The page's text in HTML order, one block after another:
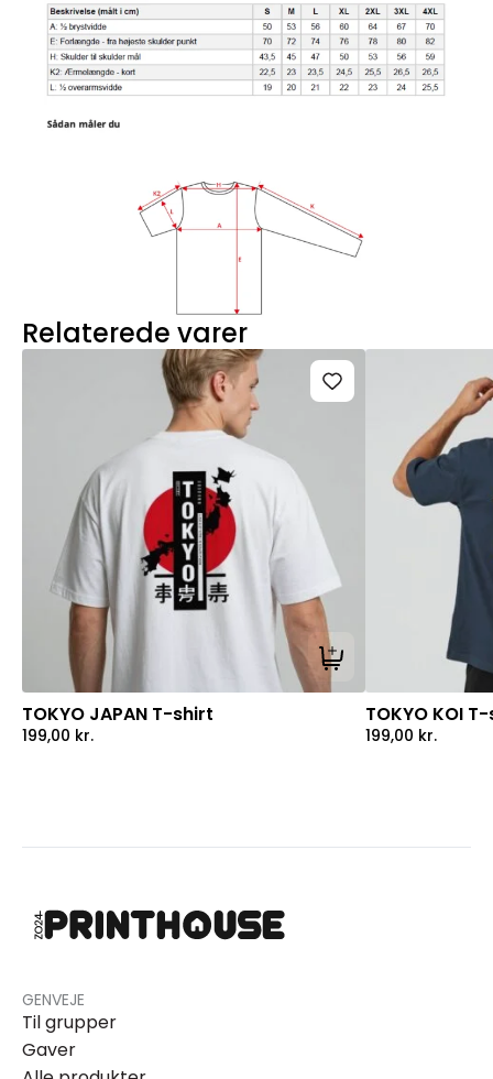
Relaterede varer
Tilføj til kurv
TOKYO JAPAN T-shirt
199,00 kr.
TOKYO KOI
199,00 kr.
GENVEJE
Til grupper
Gaver